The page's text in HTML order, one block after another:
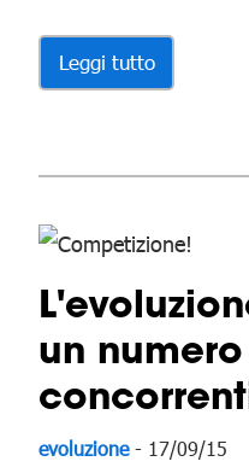
Leggi tutto
un
evoluzione- 17/09/15